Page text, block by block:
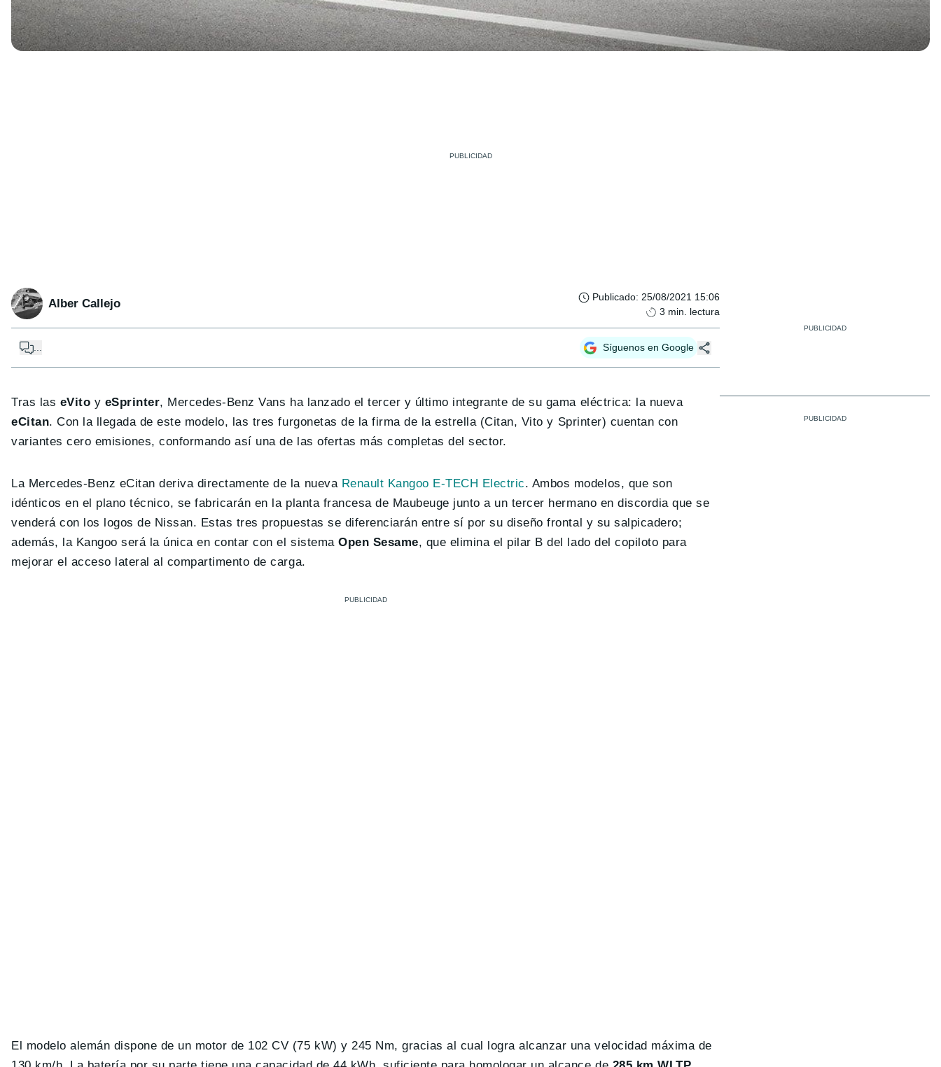
Alber Callejo Publicado: 25/08/2021 15:06
3 min. lectura
Síguenos en Google
Tras las eVito y eSprinter, Mercedes-Benz Vans ha lanzado el tercer y último integrante de su gama eléctrica: la nueva
eCitan. Con la llegada de este modelo, las tres furgonetas de la firma de la estrella (Citan, Vito y Sprinter) cuentan con
variantes cero emisiones, conformando así una de las ofertas más completas del sector.
La Mercedes-Benz eCitan deriva directamente de la nueva Renault Kangoo E-TECH Electric. Ambos modelos, que son
idénticos en el plano técnico, se fabricarán en la planta francesa de Maubeuge junto a un tercer hermano en discordia que se
venderá con los logos de Nissan. Estas tres propuestas se diferenciarán entre sí por su diseño frontal y su salpicadero;
además, la Kangoo será la única en contar con el sistemaOpen Sesame, que elimina el pilar B del lado del copiloto para
mejorar el acceso lateral al compartimento de carga.
El modelo alemán dispone de un motor de 102 CV (75 kW) y 245 Nm, gracias al cual logra alcanzar una velocidad máxima de